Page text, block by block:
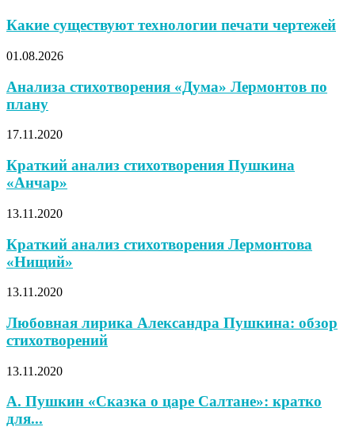
Какие существуют технологии печати чертежей
01.08.2026
Анализа стихотворения «Дума» Лермонтов по
плану
17.11.2020
Краткий анализ стихотворения Пушкина
«Анчар»
13.11.2020
Краткий анализ стихотворения Лермонтова
«Нищий»
13.11.2020
Любовная лирика Александра Пушкина: обзор
стихотворений
13.11.2020
А. Пушкин «Сказка о царе Салтане»: кратко
для...